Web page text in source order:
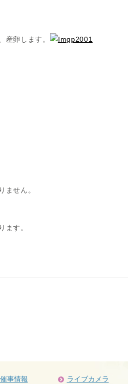
産卵します。
ません。
ます。
事情報 ライブカメラ